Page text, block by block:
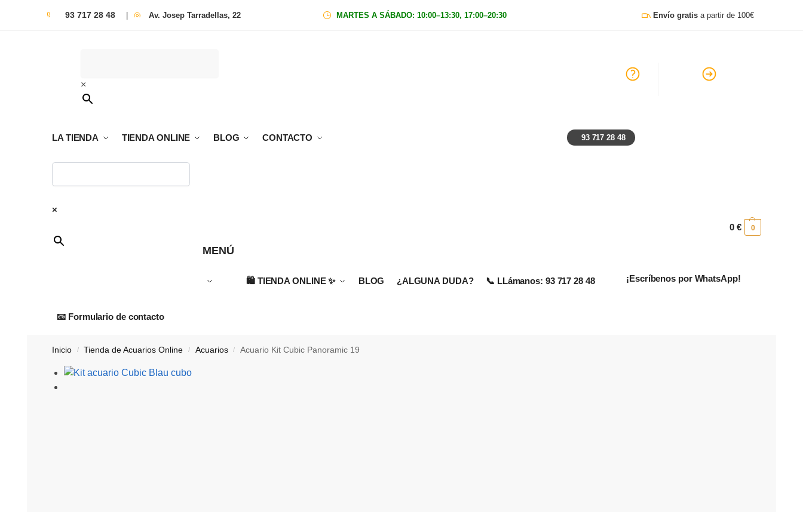
93 717 28 48 Av. Josep Tarradellas, 22 MARTES A SÁBADO: 10:00–13:30, 17:00–20:30 Envío gratis a partir de 100€
×
LA TIENDA TIENDA ONLINE BLOG CONTACTO 93 717 28 48
0€ 0
×
MENÚ
🛍️ TIENDA ONLINE✨ BLOG ¿ALGUNA DUDA? 📞 LLámanos: 93 717 28 48 ¡Escríbenos por WhatsApp!
📧 Formulario de contacto
Inicio / Tienda de Acuarios Online / Acuarios / Acuario Kit Cubic Panoramic 19